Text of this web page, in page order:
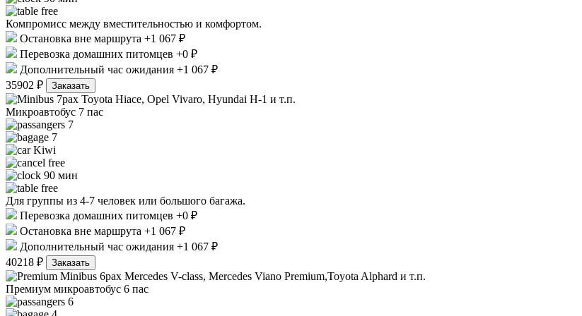
free
Компромисс между вместительностью и комфортом.
Остановка вне маршрута +1 067 ₽
Перевозка домашних питомцев +0 ₽
Дополнительный час ожидания +1 067 ₽
35902 ₽
Заказать
Toyota Hiace, Opel Vivaro, Hyundai H-1 и т.п.
Микроавтобус 7 пас
7
7
Kiwi
free
90 мин
free
Для группы из 4-7 человек или большого багажа.
Перевозка домашних питомцев +0 ₽
Остановка вне маршрута +1 067 ₽
Дополнительный час ожидания +1 067 ₽
40218 ₽
Заказать
Mercedes V-class, Mercedes Viano Premium,Toyota Alphard и т.п.
Премиум микроавтобус 6 пас
6